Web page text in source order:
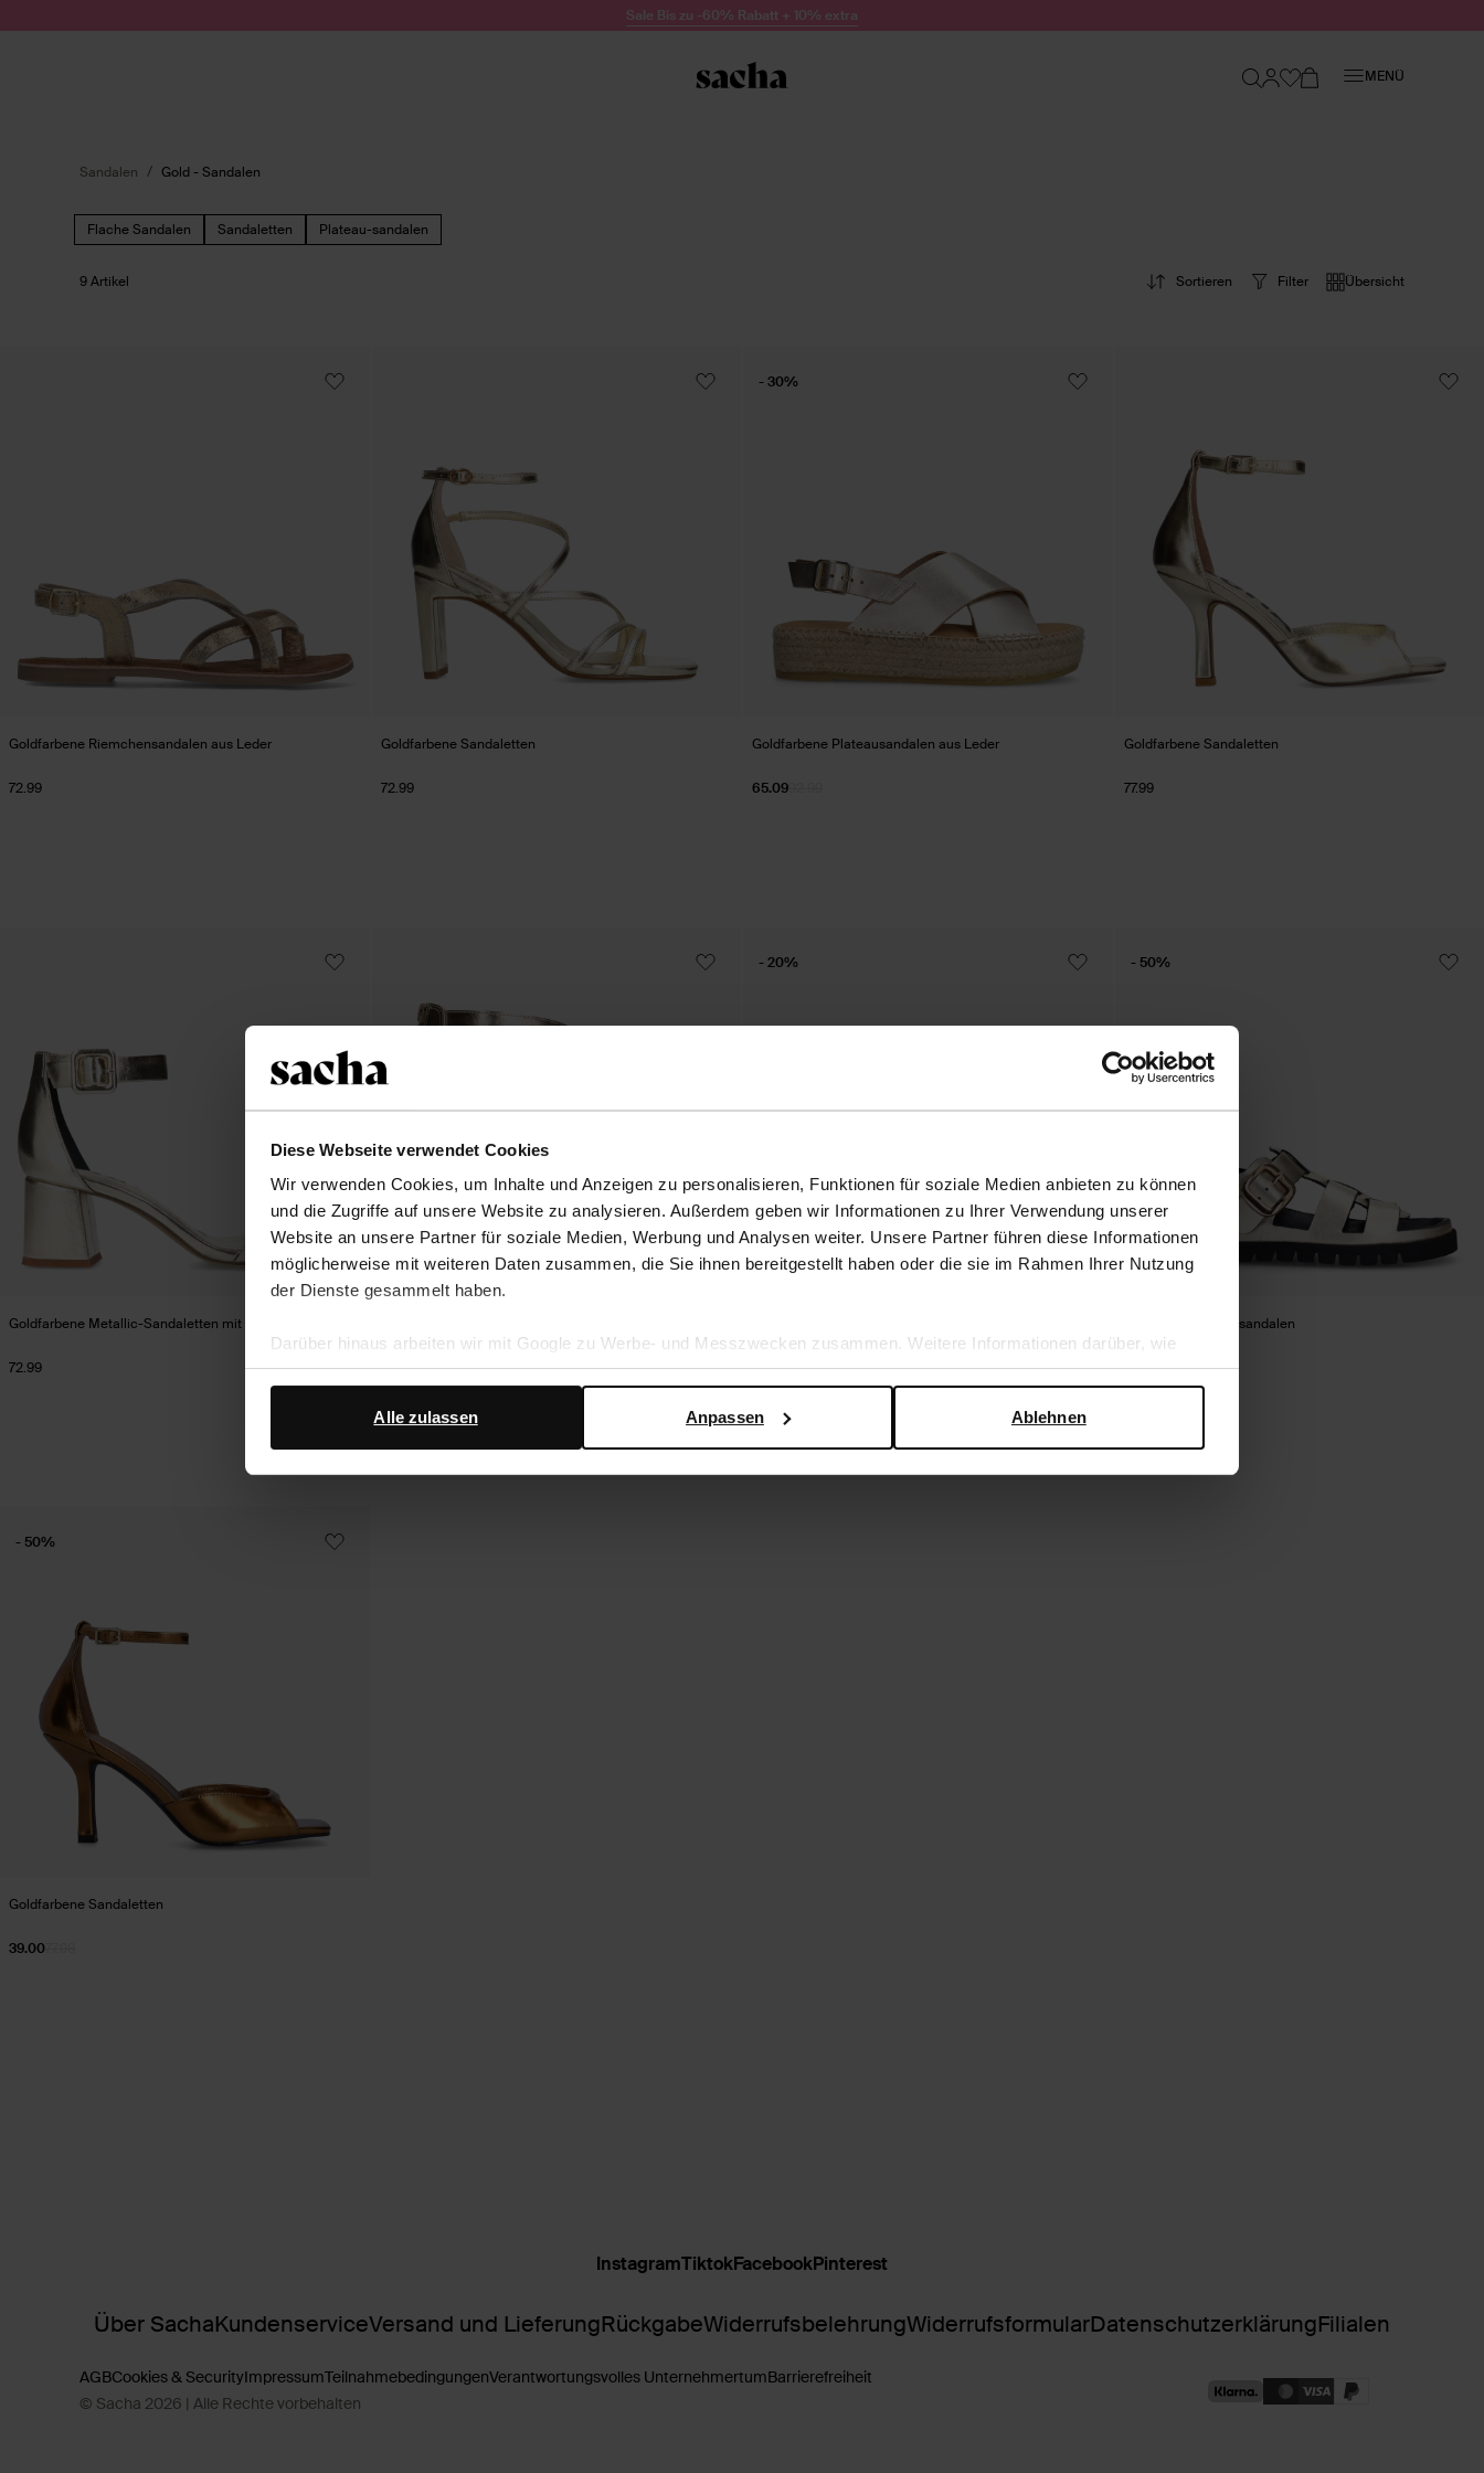
Diese Webseite verwendet Cookies
Wir verwenden Cookies, um Inhalte und Anzeigen zu personalisieren, Funktionen für soziale Medien anbieten zu können
und die Zugriffe auf unsere Website zu analysieren. Außerdem geben wir Informationen zu Ihrer Verwendung unserer
Website an unsere Partner für soziale Medien, Werbung und Analysen weiter. Unsere Partner führen diese Informationen
möglicherweise mit weiteren Daten zusammen, die Sie ihnen bereitgestellt haben oder die sie im Rahmen Ihrer Nutzung
der Dienste gesammelt haben.
Darüber hinaus arbeiten wir mit Google zu Werbe- und Messzwecken zusammen. Weitere Informationen darüber, wie
Google Ihre personenbezogenen Daten verwendet, finden Sie auf derSeite zur geschäftlichen Sicherheit und zum
Ablehnen
Anpassen
Alle zulassen
Sale Bis zu -60% Rabatt + 10% extra
MENÜ
Sandalen Gold - Sandalen
Flache Sandalen Sandaletten Plateau-sandalen
Filter Übersicht
9 Artikel Sortieren
Goldfarbene Riemchensandalen aus Leder
72.99
Goldfarbene Sandaletten
72.99
Goldfarbene Plateausandalen aus Leder
65.09
- 30%
Goldfarbene Sandaletten
77.99
Goldfarbene Metallic-Sandaletten mit Blockabsatz
72.99 72.99 72.99
58.39
- 20%
Goldfarbene Ledersandalen
104.00
52.00
- 50%
Goldfarbene Sandaletten
39.00
- 50%
Über SachaKundenserviceVersand und LieferungRückgabeWiderrufsbelehrungWiderrufsformularDatenschutzerklärungFilialen
InstagramTiktokFacebookPinterest
AGBCookies & SecurityImpressumTeilnahmebedingungenVerantwortungsvolles UnternehmertumBarrierefreiheit
© Sacha 2026 | Alle Rechte vorbehalten